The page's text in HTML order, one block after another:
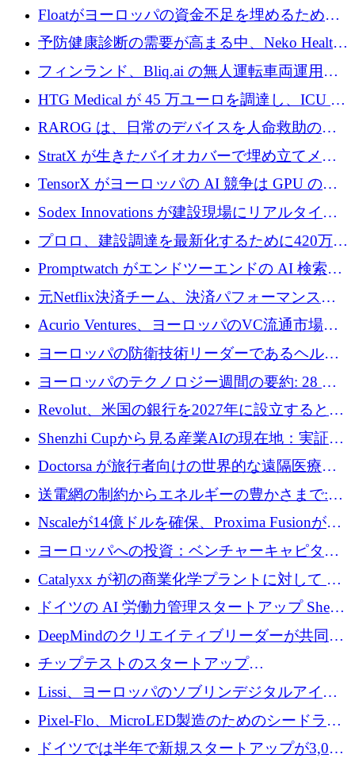
が世界をリードしようとしている
Floatがヨーロッパの資金不足を埋めるために
シリーズAで450万ユーロを調達
予防健康診断の需要が高まる中、Neko Health
が 7 億ドルを調達
フィンランド、Bliq.ai の無人運転車両運用を
認可
HTG Medical が 45 万ユーロを調達し、ICU の
尿モニタリングを自動化するための MDR 認
証を獲得
RAROG は、日常のデバイスを人命救助の救
助ビーコンに変えるために 16 万 2,000 ユーロ
StratX が生きたバイオカバーで埋め立てメタ
ン対策に 119 万ドルを調達
TensorX がヨーロッパの AI 競争は GPU の所
有者によって決まると考える理由
Sodex Innovations が建設現場にリアルタイム
のインテリジェンスをもたらすために 400 万
ユーロを確保
プロロ、建設調達を最新化するために420万ポ
ンドを調達
Promptwatch がエンドツーエンドの AI 検索最
適化プラットフォームを拡張するために 600
万ユーロを調達
元Netflix決済チーム、決済パフォーマンスプ
ラットフォームNopanのためにこれまでに720
万ユーロを調達
Acurio Ventures、ヨーロッパのVC流通市場の
流動性を解放するために1億1,500万ユーロの
ファンドを立ち上げる
ヨーロッパの防衛技術リーダーであるヘルシ
ングは、180億ドルの評価額で18億ドルのシリ
ヨーロッパのテクノロジー週間の要約: 28 億
ユーロを超える 70 以上のテクノロジー資金調
Revolut、米国の銀行を2027年に設立すると米
国の社長が語る
Shenzhi Cupから見る産業AIの現在地：実証と
産業実装への道筋
Doctorsa が旅行者向けの世界的な遠隔医療プ
ラットフォームを拡大するために 100 万ユー
ロを調達
送電網の制約からエネルギーの豊かさまで:
Envision の Gobi X がヨーロッパの AI の未来
Nscaleが14億ドルを確保、Proxima Fusionが4
億1,100万ユーロを獲得、Invest EuropeはVCの
ヨーロッパへの投資：ベンチャーキャピタル
が過去2番目に高い水準に到達
Catalyxx が初の商業化学プラントに対して EU
から 2,000 万ユーロ以上の支援を獲得
ドイツの AI 労働力管理スタートアップ Sherpa
がプレシードで 220 万ドルを調達
DeepMindのクリエイティブリーダーが共同設
立したAIライティングのスタートアップが
チップテストのスタートアップ
QuantumDiamondsが株式資金で1,500万ユーロ
を調達
Lissi、ヨーロッパのソブリンデジタルアイデ
ンティティの未来を推進するために350万ユー
ロを調達
Pixel-Flo、MicroLED製造のためのシードラウ
ンドで525万ポンドを獲得
ドイツでは半年で新規スタートアップが3,000